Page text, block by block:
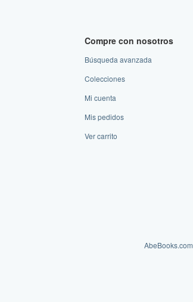
Compre con nosotros
Búsqueda avanzada
Colecciones
Mi cuenta
Mis pedidos
Ver carrito
AbeBooks.com